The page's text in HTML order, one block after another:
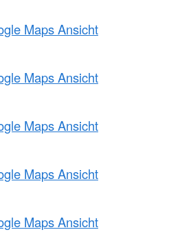
Maps Ansicht
Maps Ansicht
Maps Ansicht
Maps Ansicht
Maps Ansicht